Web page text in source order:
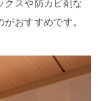
クスや防カビ剤な
おすすめです。